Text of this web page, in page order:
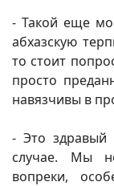
- Такой еще
абхазскую
то стоит
просто
навязчивы в
- Это
случае. Мы
вопреки,